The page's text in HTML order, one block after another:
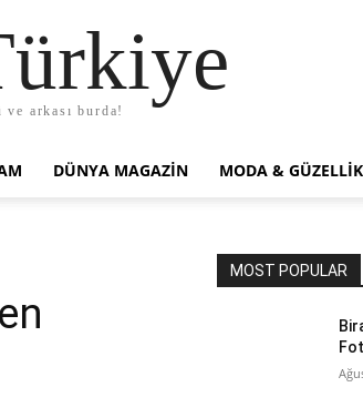
arkası burda!
DÜNYA MAGAZİN MODA & GÜZELLİK
MOST POPULAR